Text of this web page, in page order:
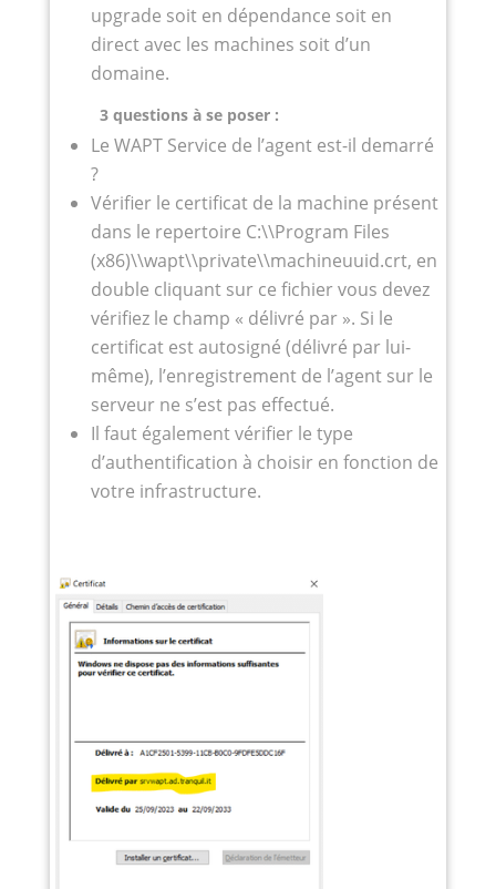
upgrade soit en dépendance soit en
direct avec les machines soit d’un
domaine.
3 questions à se poser :
Le WAPT Service de l’agent est-il demarré
?
Vérifier le certificat de la machine présent
dans le repertoire C:\\Program Files
(x86)\\wapt\\private\\machineuuid.crt, en
double cliquant sur ce fichier vous devez
vérifiez le champ « délivré par ». Si le
certificat est autosigné (délivré par lui-
même), l’enregistrement de l’agent sur le
serveur ne s’est pas effectué.
Il faut également vérifier le type
d’authentification à choisir en fonction de
votre infrastructure.